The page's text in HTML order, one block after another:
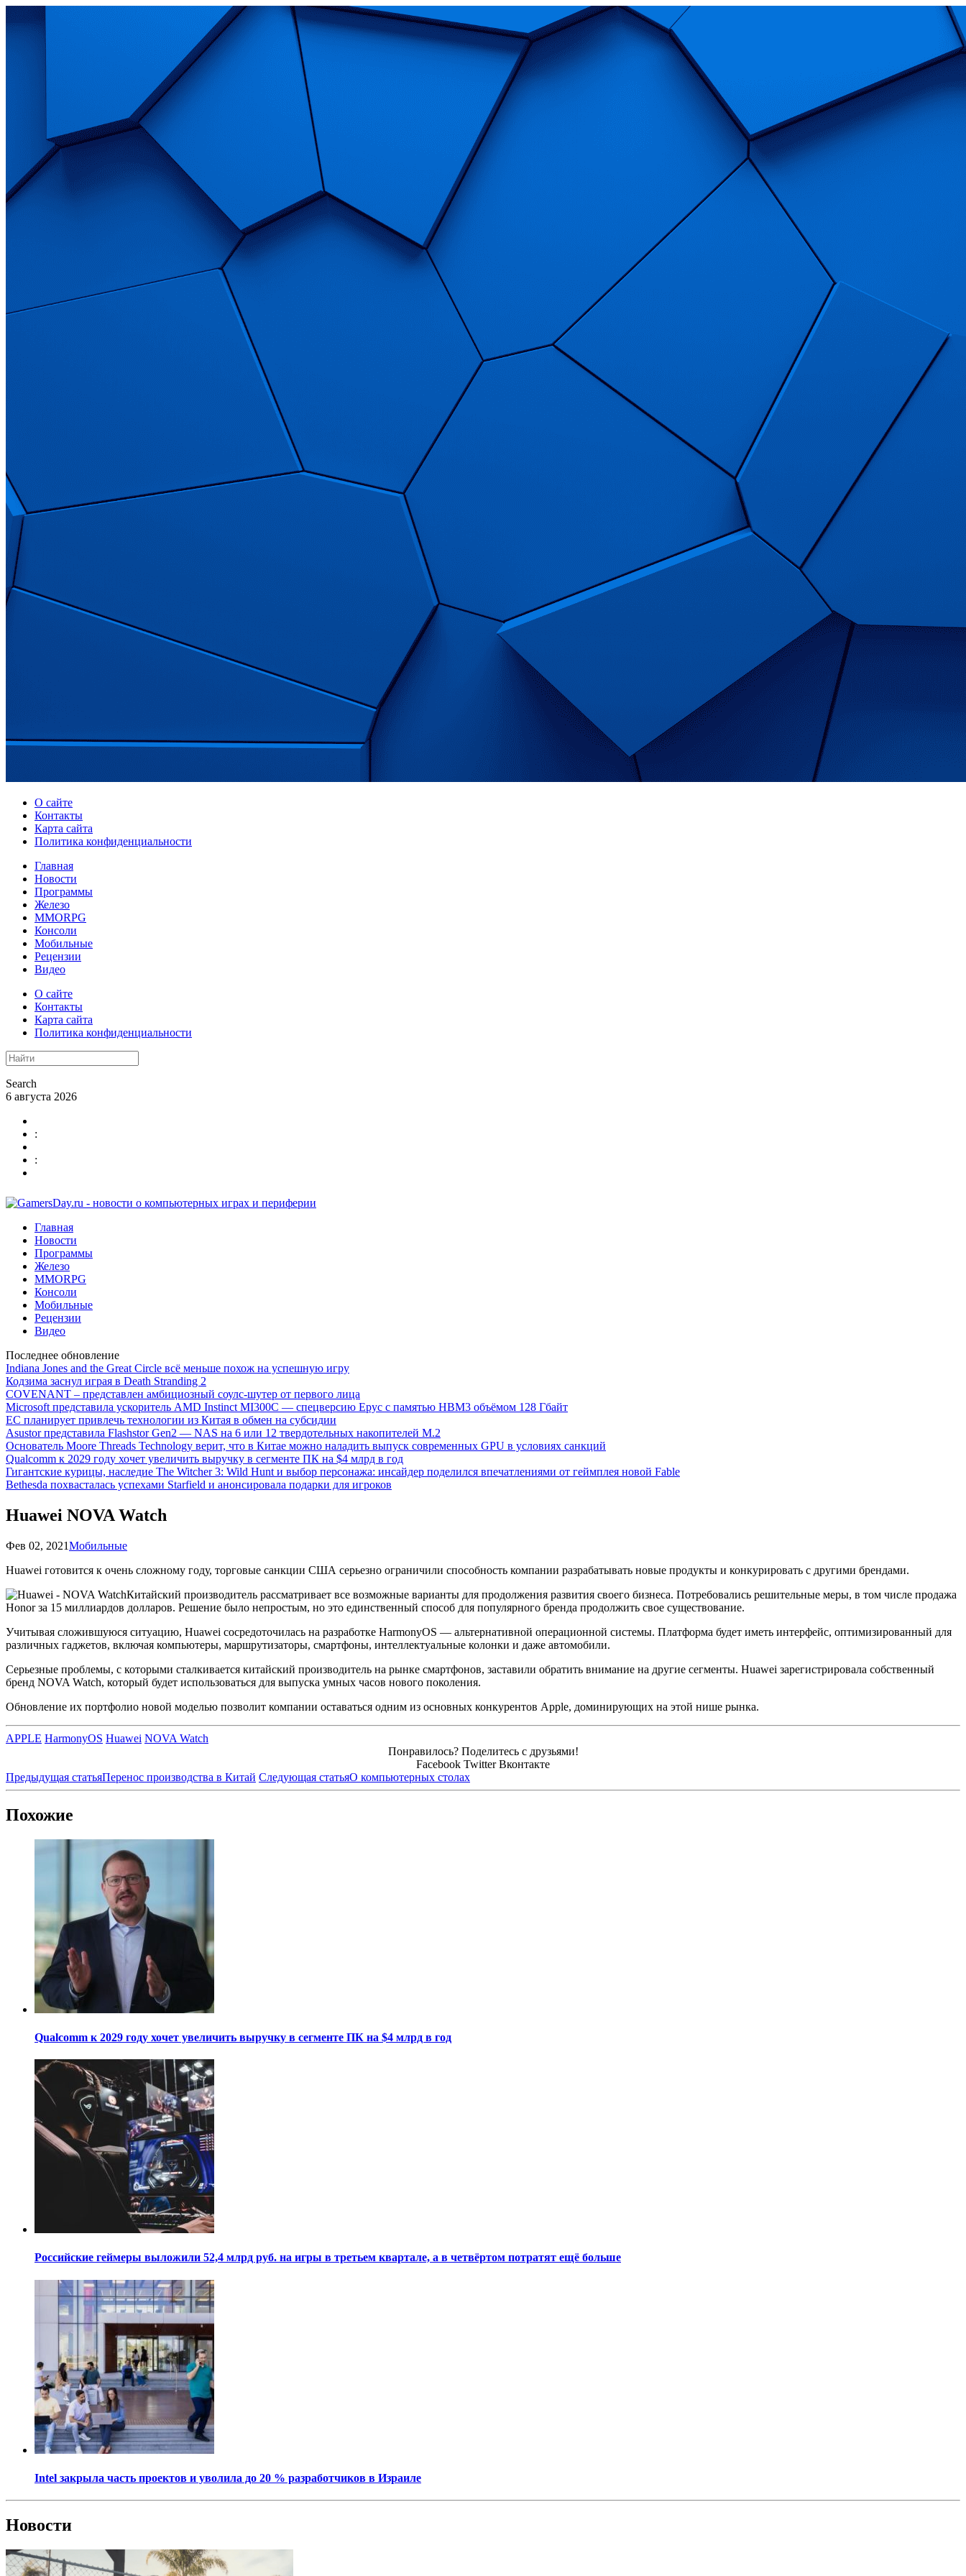
О сайте
Контакты
Карта сайта
Политика конфиденциальности
Главная
Новости
Программы
Железо
MMORPG
Консоли
Мобильные
Рецензии
Видео
О сайте
Контакты
Карта сайта
Политика конфиденциальности
Search
6 августа 2026
:
:
Главная
Новости
Программы
Железо
MMORPG
Консоли
Мобильные
Рецензии
Видео
Последнее обновление
Indiana Jones and the Great Circle всё меньше похож на успешную игру
Кодзима заснул играя в Death Stranding 2
COVENANT – представлен амбициозный соулс-шутер от первого лица
Microsoft представила ускоритель AMD Instinct MI300C — спецверсию Epyc с памятью HBM3 объёмом 128 Гбайт
ЕС планирует привлечь технологии из Китая в обмен на субсидии
Asustor представила Flashstor Gen2 — NAS на 6 или 12 твердотельных накопителей M.2
Основатель Moore Threads Technology верит, что в Китае можно наладить выпуск современных GPU в условиях санкций
Qualcomm к 2029 году хочет увеличить выручку в сегменте ПК на $4 млрд в год
Гигантские курицы, наследие The Witcher 3: Wild Hunt и выбор персонажа: инсайдер поделился впечатлениями от геймплея новой Fable
Bethesda похвасталась успехами Starfield и анонсировала подарки для игроков
Huawei NOVA Watch
Фев 02, 2021Мобильные
Huawei готовится к очень сложному году, торговые санкции США серьезно ограничили способность компании разрабатывать новые продукты и конкурировать с другими брендами.
Китайский производитель рассматривает все возможные варианты для продолжения развития своего бизнеса. Потребовались решительные меры, в том числе продажа
Honor за 15 миллиардов долларов. Решение было непростым, но это единственный способ для популярного бренда продолжить свое существование.
Учитывая сложившуюся ситуацию, Huawei сосредоточилась на разработке HarmonyOS — альтернативной операционной системы. Платформа будет иметь интерфейс, оптимизированный для
различных гаджетов, включая компьютеры, маршрутизаторы, смартфоны, интеллектуальные колонки и даже автомобили.
Серьезные проблемы, с которыми сталкивается китайский производитель на рынке смартфонов, заставили обратить внимание на другие сегменты. Huawei зарегистрировала собственный
бренд NOVA Watch, который будет использоваться для выпуска умных часов нового поколения.
Обновление их портфолио новой моделью позволит компании оставаться одним из основных конкурентов Apple, доминирующих на этой нише рынка.
APPLE HarmonyOS Huawei NOVA Watch
Понравилось? Поделитесь с друзьями!
Facebook Twitter Вконтакте
Предыдущая статьяПеренос производства в Китай Следующая статьяО компьютерных столах
Похожие
Qualcomm к 2029 году хочет увеличить выручку в сегменте ПК на $4 млрд в год
Российские геймеры выложили 52,4 млрд руб. на игры в третьем квартале, а в четвёртом потратят ещё больше
Intel закрыла часть проектов и уволила до 20 % разработчиков в Израиле
Новости